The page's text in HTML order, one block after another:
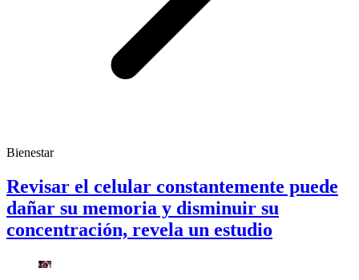
Bienestar
Revisar el celular constantemente puede
dañar su memoria y disminuir su
concentración, revela un estudio